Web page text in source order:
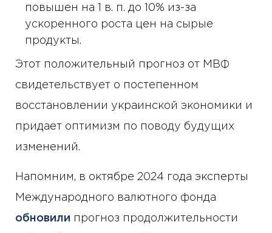
повышен на 1 в. п. до 10% из-за
ускоренного роста цен на сырые
продукты.
Этот положительный прогноз от МВФ
свидетельствует о постепенном
восстановлении украинской экономики и
придает оптимизм по поводу будущих
изменений.
Напомним, в октябре 2024 года эксперты
Международного валютного фонда
обновили прогноз продолжительности